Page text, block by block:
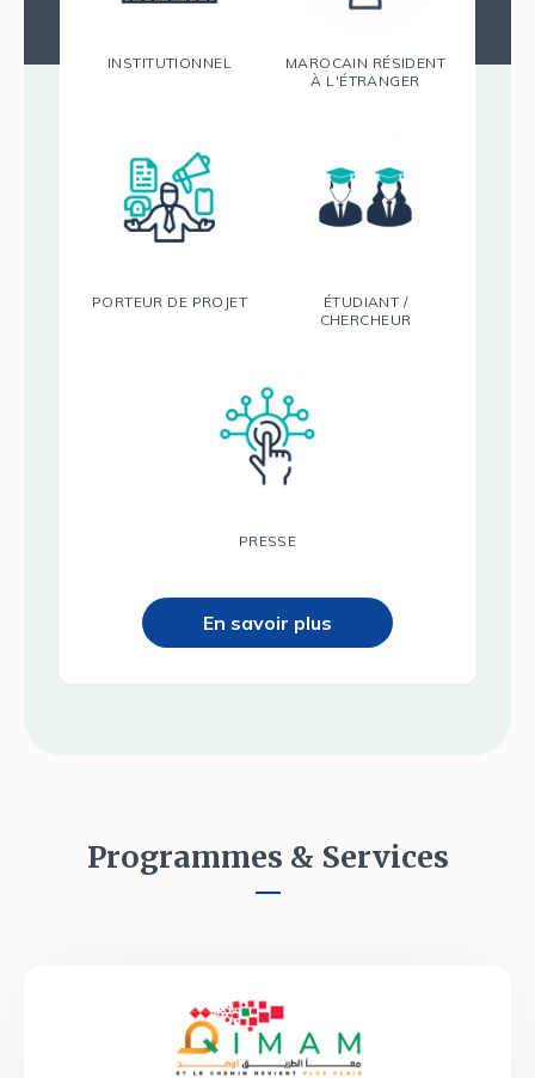
INSTITUTIONNEL
MAROCAIN RÉSIDENT
À L'ÉTRANGER
PORTEUR DE PROJET
ÉTUDIANT /
CHERCHEUR
PRESSE
En savoir plus
Programmes & Services